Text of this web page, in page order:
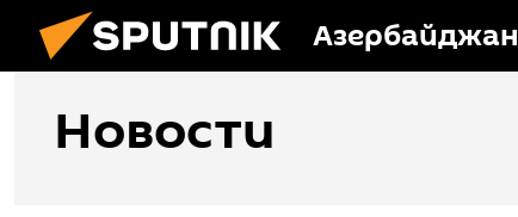
Азербайджан
Новости